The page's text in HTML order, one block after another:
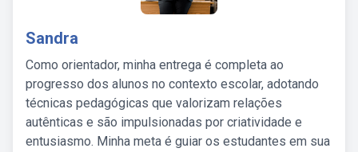
Sandra
Como orientador, minha entrega é completa ao
progresso dos alunos no contexto escolar, adotando
técnicas pedagógicas que valorizam relações
autênticas e são impulsionadas por criatividade e
entusiasmo. Minha meta é guiar os estudantes em sua